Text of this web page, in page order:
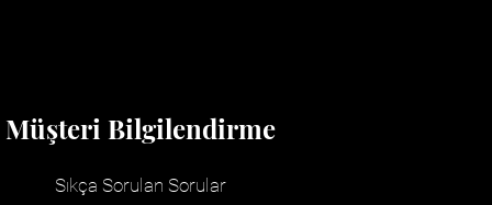
Müşteri Bilgilendirme
Sıkça Sorulan Sorular